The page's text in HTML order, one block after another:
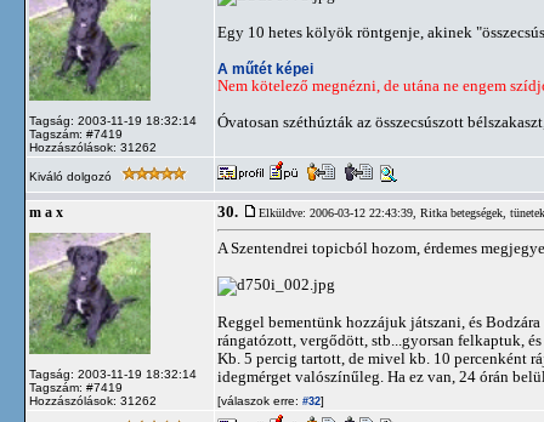
Tagság: 2003-11-19 18:32:14
Tagszám: #7419
Hozzászólások: 31262
Egy 10 hetes kölyök röntgenje, akinek
A műtét képei
Nem kötelező megnézni, de utána ne engem
Óvatosan széthúzták az összecsúszott
Kiváló dolgozó
m a x
Tagság: 2003-11-19 18:32:14
Tagszám: #7419
Hozzászólások: 31262
30. Elküldve: 2006-03-12 22:43:39, Ritka betegségek, tünetek
A Szentendrei topicból hozom, érdemes
Reggel bementünk hozzájuk játszani, és
rángatózott, vergődött, stb...gyorsan felkaptuk,
Kb. 5 percig tartott, de mivel kb. 10 percenként
idegmérget valószínűleg. Ha ez van, 24 órán
[válaszok erre: #32]